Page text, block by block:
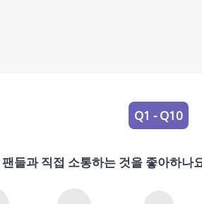
Q1 - Q10
들과 직접 소통하는 것을 좋아하나